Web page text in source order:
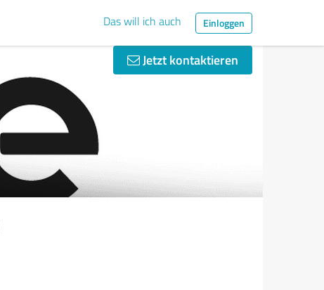
Das will ich auch Einloggen
Jetzt kontaktieren